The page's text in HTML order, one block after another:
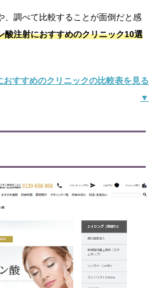
、調べて比較することが面倒だと感
酸注射におすすめのクリニック10選
すすめのクリニックの比較表を見る
▼